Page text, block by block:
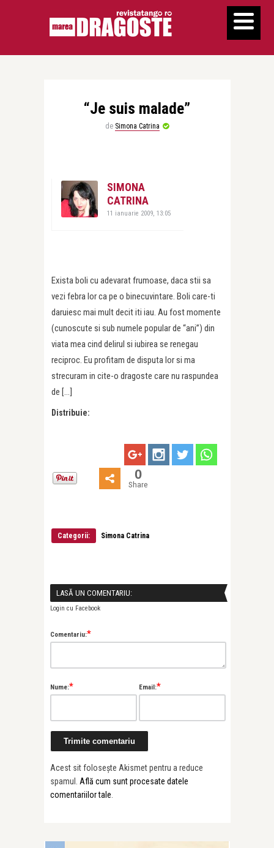
“Je suis malade”
de Simona Catrina
SIMONA
CATRINA
11 ianuarie 2009, 13:05
Exista boli cu adevarat frumoase, daca stii sa
vezi febra lor ca pe o binecuvintare. Boli care-ti
daruiesc mai mult decit iti iau. Au fost momente
(cunoscute si sub numele popular de “ani”) din
viata mea cind delirul si iubirea se renegau
reciproc. Eu profitam de disputa lor si ma
strecuram in cite-o dragoste care nu raspundea
de […]
Distribuie:
0
Share
Categorii: Simona Catrina
LASĂ UN COMENTARIU:
Login cu Facebook
Comentariu:*
Nume:* Email:*
Acest sit folosește Akismet pentru a reduce
spamul. Află cum sunt procesate datele
comentariilor tale.